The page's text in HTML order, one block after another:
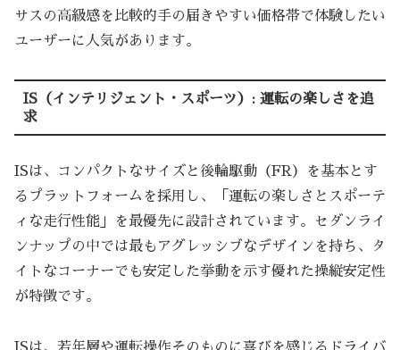
サスの高級感を比較的手の届きやすい価格帯で体験したい
ユーザーに人気があります。
IS（インテリジェント・スポーツ）: 運転の楽しさを追
求
ISは、コンパクトなサイズと後輪駆動（FR）を基本とす
るプラットフォームを採用し、「運転の楽しさとスポーテ
ィな走行性能」を最優先に設計されています。セダンライ
ンナップの中では最もアグレッシブなデザインを持ち、タ
イトなコーナーでも安定した挙動を示す優れた操縦安定性
が特徴です。